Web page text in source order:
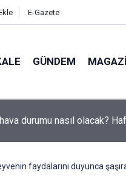
E-Gazete
GÜNDEM
Savaş'ın kardeşi hayatını
faydalarını duyunca